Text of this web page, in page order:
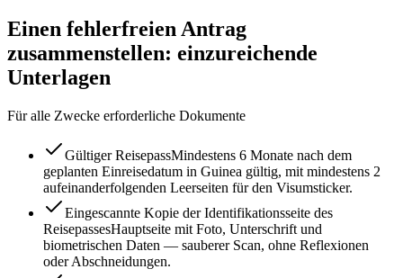
Einen fehlerfreien Antrag
zusammenstellen: einzureichende
Unterlagen
Für alle Zwecke erforderliche Dokumente
Gültiger ReisepassMindestens 6 Monate nach dem
geplanten Einreisedatum in Guinea gültig, mit mindestens 2
aufeinanderfolgenden Leerseiten für den Visumsticker.
Eingescannte Kopie der Identifikationsseite des
ReisepassesHauptseite mit Foto, Unterschrift und
biometrischen Daten — sauberer Scan, ohne Reflexionen
oder Abschneidungen.